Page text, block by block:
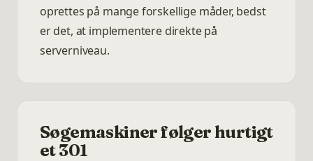
oprettes på mange forskellige måder, bedst
er det, at implementere direkte på
serverniveau.
Søgemaskiner følger hurtigt
et 301